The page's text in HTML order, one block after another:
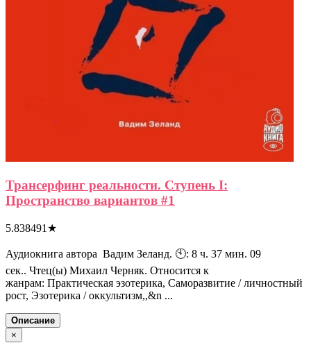
Трансерфинг реальности. Ступень I:
Пространство вариантов #1
5.838491 ★
Аудиокнига автора Вадим Зеланд. 🕙: 8 ч. 37 мин. 09
сек.. Чтец(ы) Михаил Черняк. Относится к
жанрам: Практическая эзотерика, Саморазвитие / личностный
рост, Эзотерика / оккультизм,,&n ...
Описание
×